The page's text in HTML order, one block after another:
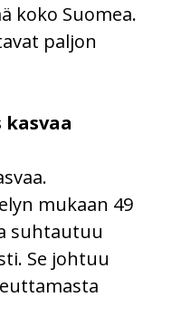
koko Suomea.
paljon
mukaan 49
suhtautuu
Se johtuu